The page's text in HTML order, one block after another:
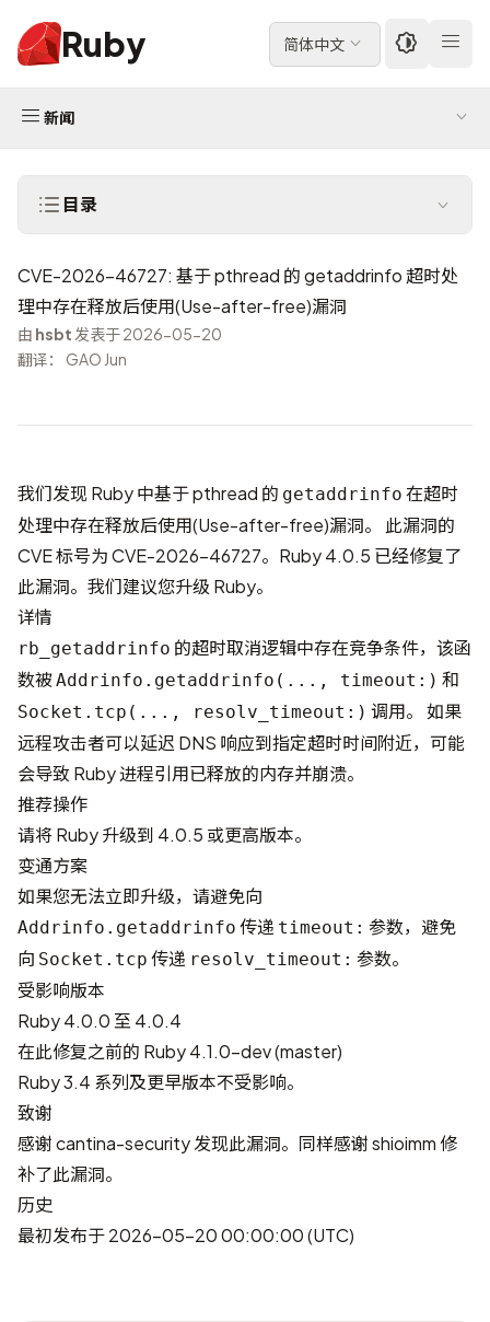
Ruby 简体中文
新闻
目录
CVE-2026-46727: 基于 pthread 的 getaddrinfo 超时处
理中存在释放后使用(Use-after-free)漏洞
由 hsbt 发表于 2026-05-20
翻译： GAO Jun
我们发现 Ruby 中基于 pthread 的 getaddrinfo 在超时
处理中存在释放后使用(Use-after-free)漏洞。 此漏洞的
CVE 标号为CVE-2026-46727。Ruby 4.0.5 已经修复了
此漏洞。我们建议您升级 Ruby。
详情
rb_getaddrinfo 的超时取消逻辑中存在竞争条件，该函
数被Addrinfo.getaddrinfo(..., timeout:) 和
Socket.tcp(..., resolv_timeout:) 调用。 如果
远程攻击者可以延迟 DNS 响应到指定超时时间附近，可能
会导致 Ruby 进程引用已释放的内存并崩溃。
推荐操作
请将 Ruby 升级到 4.0.5 或更高版本。
变通方案
如果您无法立即升级，请避免向
Addrinfo.getaddrinfo 传递 timeout: 参数，避免
向 Socket.tcp 传递 resolv_timeout: 参数。
受影响版本
Ruby 4.0.0 至 4.0.4
在此修复之前的 Ruby 4.1.0-dev (master)
Ruby 3.4 系列及更早版本不受影响。
致谢
感谢cantina-security发现此漏洞。同样感谢shioimm 修
补了此漏洞。
历史
最初发布于 2026-05-20 00:00:00 (UTC)